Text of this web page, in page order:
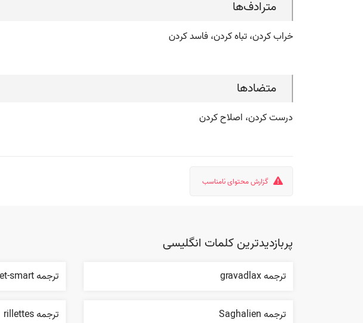
مترادف‌ها
خراب کردن، تباه کردن، فاسد کردن
متضادها
درست کردن، اصلاح کردن
گزارش محتوای نامناسب
پربازدیدترین کلمات انگلیسی
ترجمه gravadlax ترجمه street-smart
ترجمه Saghalien ترجمه rillettes